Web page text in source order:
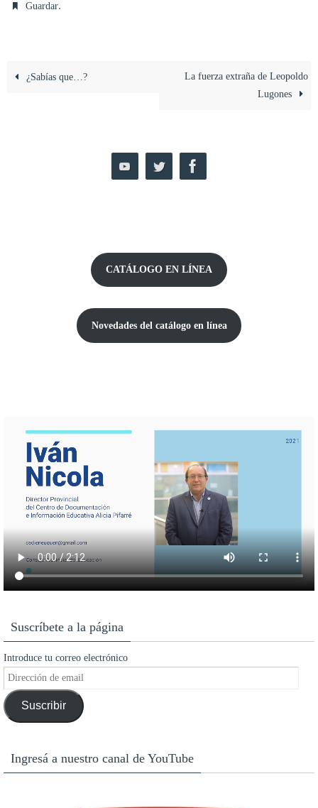
Guardar.
¿Sabías que…?
La fuerza extraña de Leopoldo
Lugones
CATÁLOGO EN LÍNEA
Novedades del catálogo en línea
Suscríbete a la página
Introduce tu correo electrónico
Dirección
de
emailSuscribir
Ingresá a nuestro canal de YouTube